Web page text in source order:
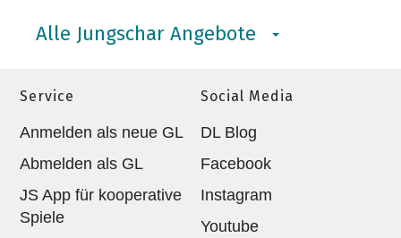
Alle Jungschar Angebote
Service
Anmelden als neue GL
Abmelden als GL
JS App für kooperative
Spiele
Social Media
DL Blog
Facebook
Instagram
Youtube